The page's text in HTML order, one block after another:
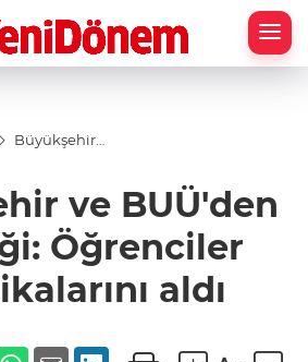
Büyükşehir
Öğrenciler
sertifikalarınıve BUÜ'den
Öğrenciler
aldı